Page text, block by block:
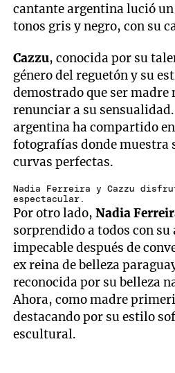
cantante argentina lució
tonos gris y negro, con su
Cazzu, conocida por su
género del reguetón y su
demostrado que ser madre
renunciar a su
argentina ha compartido
fotografías donde muestra
curvas perfectas.
Nadia Ferreira y Cazzu
espectacular.
Por otro lado,Nadia
sorprendido a todos con su
impecable después de
ex reina de belleza
reconocida por su belleza
Ahora, como madre
destacando por su estilo
escultural.